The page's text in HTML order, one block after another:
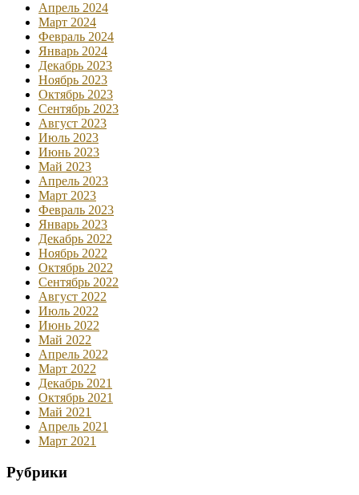
Апрель 2024
Март 2024
Февраль 2024
Январь 2024
Декабрь 2023
Ноябрь 2023
Октябрь 2023
Сентябрь 2023
Август 2023
Июль 2023
Июнь 2023
Май 2023
Апрель 2023
Март 2023
Февраль 2023
Январь 2023
Декабрь 2022
Ноябрь 2022
Октябрь 2022
Сентябрь 2022
Август 2022
Июль 2022
Июнь 2022
Май 2022
Апрель 2022
Март 2022
Декабрь 2021
Октябрь 2021
Май 2021
Апрель 2021
Март 2021
Рубрики